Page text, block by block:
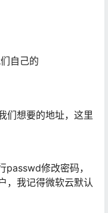
自己的
们想要的地址，这里
修改密码，
，我记得微软云默认